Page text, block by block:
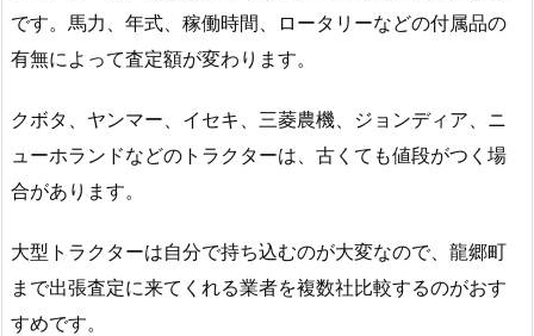
です。馬力、年式、稼働時間、ロータリーなどの付属品の
有無によって査定額が変わります。
クボタ、ヤンマー、イセキ、三菱農機、ジョンディア、ニ
ューホランドなどのトラクターは、古くても値段がつく場
合があります。
大型トラクターは自分で持ち込むのが大変なので、龍郷町
まで出張査定に来てくれる業者を複数社比較するのがおす
すめです。